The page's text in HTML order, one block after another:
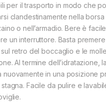
per il trasporto in modo che
clandestinamente nella borsa
o nell’armadio. Bere è
un interruttore. Basta
retro del boccaglio e le
Al termine dell’idratazione,
nuovamente in una posizione
Facile da pulire e